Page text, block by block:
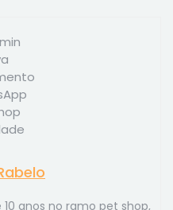
anos no ramo pet shop,